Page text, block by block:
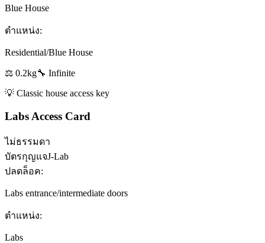
Blue House
ตำแหน่ง:
Residential/Blue House
⚖️ 0.2kg🔧 Infinite
💡 Classic house access key
Labs Access Card
ไม่ธรรมดา
บัตรกุญแจJ-Lab
ปลดล็อค:
Labs entrance/intermediate doors
ตำแหน่ง:
Labs